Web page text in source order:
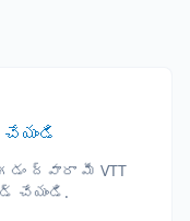
ద్వారా మీ VTT
చేయండి.